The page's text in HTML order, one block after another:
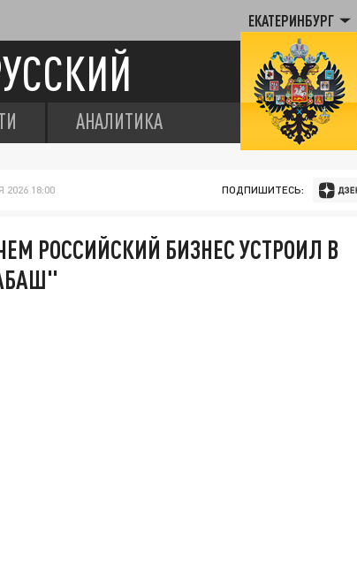
ЕКАТЕРИНБУРГ
АНАЛИТИКА
18:00 ПОДПИШИТЕСЬ:
РОССИЙСКИЙ БИЗНЕС УСТРОИЛ В